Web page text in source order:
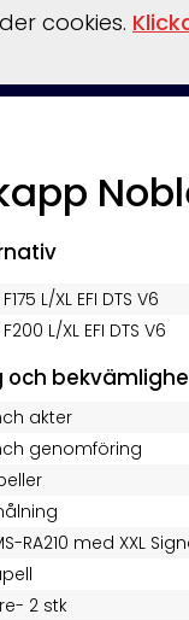
L/XL EFI DTS V6
L/XL EFI DTS V6
och
akter
genomföring
RA210 med XXL
2 stk
cookies.